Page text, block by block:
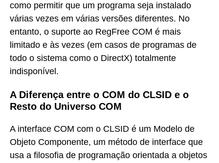
como permitir que um programa seja instalado
várias vezes em várias versões diferentes. No
entanto, o suporte ao RegFree COM é mais
limitado e às vezes (em casos de programas de
todo o sistema como o DirectX) totalmente
indisponível.
A Diferença entre o COM do CLSID e o
Resto do Universo COM
A interface COM com o CLSID é um Modelo de
Objeto Componente, um método de interface que
usa a filosofia de programação orientada a objetos